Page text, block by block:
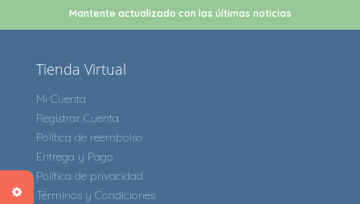
Mantente actualizado con las últimas noticias
Tienda Virtual
Mi Cuenta
Registrar Cuenta
Política de reembolso
Entrega y Pago
Política de privacidad
Términos y Condiciones